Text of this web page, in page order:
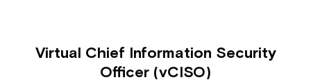
Virtual Chief Information Security
Officer (vCISO)